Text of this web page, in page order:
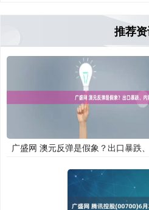
推荐
广盛网 澳元反弹是假象？出口暴跌